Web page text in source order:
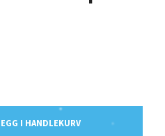
I HANDLEKURV